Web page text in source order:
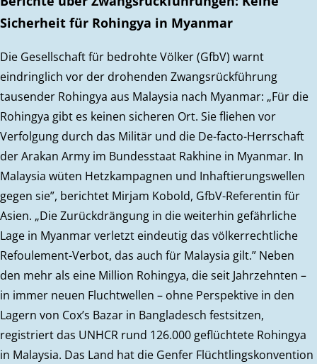
Sicherheit für Rohingya in Myanmar
Die Gesellschaft für bedrohte Völker (GfbV) warnt
eindringlich vor der drohenden Zwangsrückführung
tausender Rohingya aus Malaysia nach Myanmar: „Für die
Rohingya gibt es keinen sicheren Ort. Sie fliehen vor
Verfolgung durch das Militär und die De-facto-Herrschaft
der Arakan Army im Bundesstaat Rakhine in Myanmar. In
Malaysia wüten Hetzkampagnen und Inhaftierungswellen
gegen sie”, berichtet Mirjam Kobold, GfbV-Referentin für
Asien. „Die Zurückdrängung in die weiterhin gefährliche
Lage in Myanmar verletzt eindeutig das völkerrechtliche
Refoulement-Verbot, das auch für Malaysia gilt.” Neben
den mehr als eine Million Rohingya, die seit Jahrzehnten –
in immer neuen Fluchtwellen – ohne Perspektive in den
Lagern von Cox’s Bazar in Bangladesch festsitzen,
registriert das UNHCR rund 126.000 geflüchtete Rohingya
in Malaysia. Das Land hat die Genfer Flüchtlingskonvention